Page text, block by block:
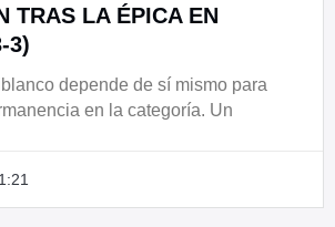
TRAS LA ÉPICA EN
3)
depende de sí mismo para
en la categoría. Un